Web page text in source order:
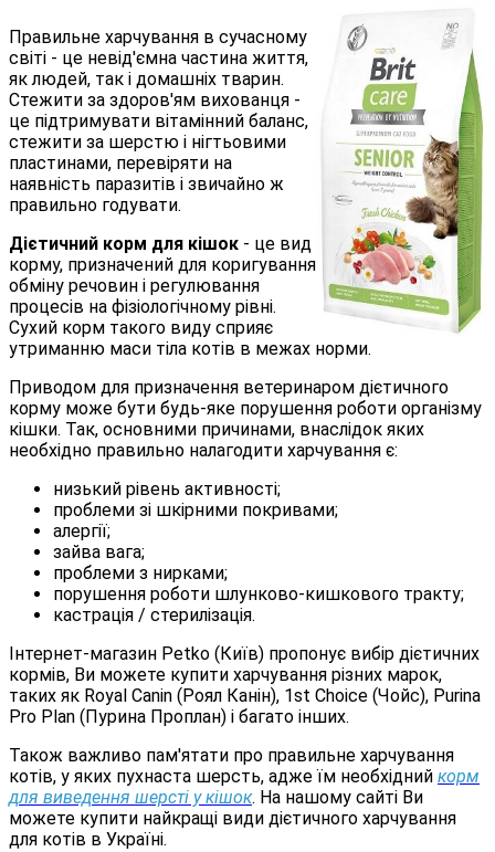
Правильне харчування в сучасному
світі - це невід'ємна частина життя,
як людей, так і домашніх тварин.
Стежити за здоров'ям вихованця -
це підтримувати вітамінний баланс,
стежити за шерстю і нігтьовими
пластинами, перевіряти на
наявність паразитів і звичайно ж
правильно годувати.
Дієтичний корм для кішок - це вид
корму, призначений для коригування
обміну речовин і регулювання
процесів на фізіологічному рівні.
Сухий корм такого виду сприяє
утриманню маси тіла котів в межах норми.
Приводом для призначення ветеринаром дієтичного
корму може бути будь-яке порушення роботи організму
кішки. Так, основними причинами, внаслідок яких
необхідно правильно налагодити харчування є:
низький рівень активності;
проблеми зі шкірними покривами;
алергії;
зайва вага;
проблеми з нирками;
порушення роботи шлунково-кишкового тракту;
кастрація / стерилізація.
Інтернет-магазин Petko (Київ) пропонує вибір дієтичних
кормів, Ви можете купити харчування різних марок,
таких як Royal Canin (Роял Канін), 1st Choice (Чойс), Purina
Pro Plan (Пурина Проплан) і багато інших.
Також важливо пам'ятати про правильне харчування
котів, у яких пухнаста шерсть, адже їм необхідний корм
для виведення шерсті у кішок. На нашому сайті Ви
можете купити найкращі види дієтичного харчування
для котів в Україні.